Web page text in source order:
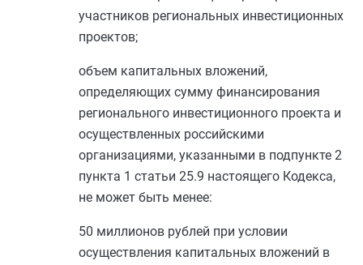
участников региональных инвестиционных
проектов;
объем капитальных вложений,
определяющих сумму финансирования
регионального инвестиционного проекта и
осуществленных российскими
организациями, указанными в подпункте 2
пункта 1 статьи 25.9 настоящего Кодекса,
не может быть менее:
50 миллионов рублей при условии
осуществления капитальных вложений в